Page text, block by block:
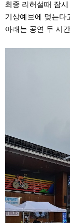
최종 리허설때 잠
기상예보에 멎는다
아래는 공연 두 시